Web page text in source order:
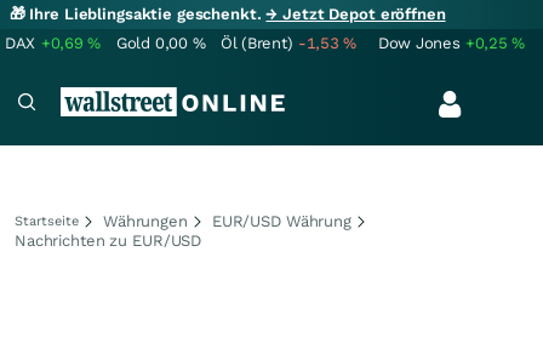
🎁 Ihre Lieblingsaktie geschenkt.→ Jetzt Depot eröffnen
DAX +0,69% Gold 0,00 % Öl (Brent) -1,53% Dow Jones +0,25%
Startseite Währungen
EUR/USD Währung
Nachrichten zu EUR/USD